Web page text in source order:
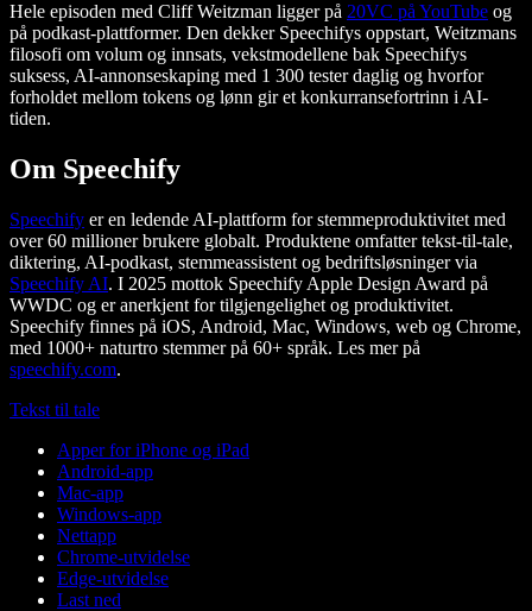
Hele episoden med Cliff Weitzman ligger på 20VC på YouTube og
på podkast-plattformer. Den dekker Speechifys oppstart, Weitzmans
filosofi om volum og innsats, vekstmodellene bak Speechifys
suksess, AI-annonseskaping med 1 300 tester daglig og hvorfor
forholdet mellom tokens og lønn gir et konkurransefortrinn i AI-
tiden.
Om Speechify
Speechify er en ledende AI-plattform for stemmeproduktivitet med
over 60 millioner brukere globalt. Produktene omfatter tekst-til-tale,
diktering, AI-podkast, stemmeassistent og bedriftsløsninger via
Speechify AI. I 2025 mottok Speechify Apple Design Award på
WWDC og er anerkjent for tilgjengelighet og produktivitet.
Speechify finnes på iOS, Android, Mac, Windows, web og Chrome,
med 1000+ naturtro stemmer på 60+ språk. Les mer på
speechify.com.
Tekst til tale
Apper for iPhone og iPad
Android-app
Mac-app
Windows-app
Nettapp
Chrome-utvidelse
Edge-utvidelse
Last ned